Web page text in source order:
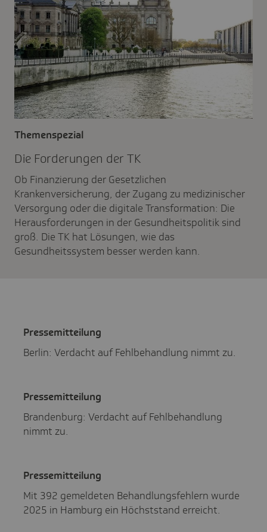
Die Forde­rungen der TK
Themenspezial
Ob Finanzierung der Gesetzlichen
Krankenversicherung, der Zugang zu medizinischer
Versorgung oder die digitale Transformation: Die
Herausforderungen in der Gesundheitspolitik sind
groß. Die TK hat Lösungen, wie das
Gesundheitssystem besser werden kann.
Pres­se­mit­tei­lung
Berlin: Verdacht auf Fehlbehandlung nimmt zu.
Pres­se­mit­tei­lung
Brandenburg: Verdacht auf Fehlbehandlung
nimmt zu.
Pres­se­mit­tei­lung
Mit 392 gemeldeten Behandlungsfehlern wurde
2025 in Hamburg ein Höchststand erreicht.